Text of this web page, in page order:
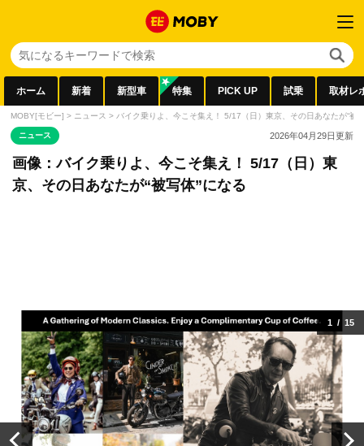
ホーム 新着 新型車 特集 PICK UP 試乗 取材レ
MOBY[モビー] > ニュース > バイク乗りよ、今こそ集え！ 5/17（日）東京、その日あなたが“被
ニュース 2026年04月29日更新
画像：バイク乗りよ、今こそ集え！ 5/17（日）東
京、その日あなたが“被写体”になる
1/ 15